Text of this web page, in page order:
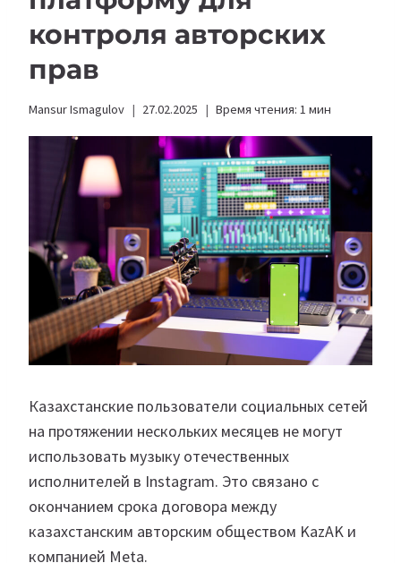
контроля авторских
прав
Mansur Ismagulov 27.02.2025 Время чтения: 1 мин
Казахстанские пользователи социальных сетей
на протяжении нескольких месяцев не могут
использовать музыку отечественных
исполнителей в Instagram. Это связано с
окончанием срока договора между
казахстанским авторским обществом KazAK и
компанией Meta.